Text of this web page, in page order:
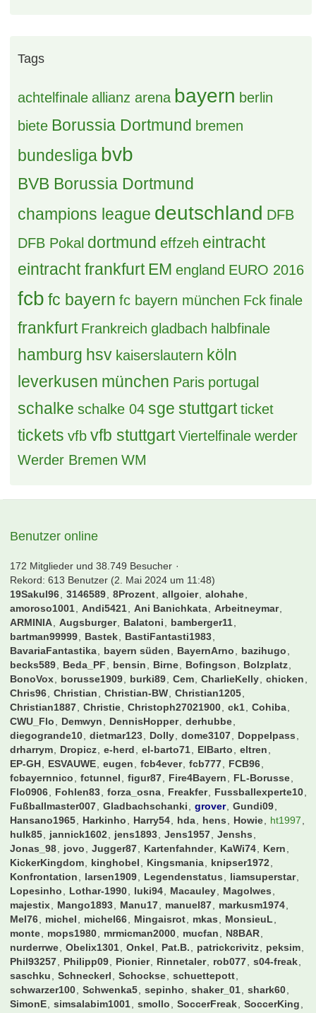
Tags
achtelfinale allianz arena bayern berlin
biete Borussia Dortmund bremen
bundesliga bvb
BVB Borussia Dortmund
champions league deutschland DFB
DFB Pokal dortmund effzeh eintracht
eintracht frankfurt EM england EURO 2016
fcb fc bayern fc bayern münchen Fck finale
frankfurt Frankreich gladbach halbfinale
hamburg hsv kaiserslautern köln
leverkusen münchen Paris portugal
schalke schalke 04 sge stuttgart ticket
tickets vfb vfb stuttgart Viertelfinale werder
Werder Bremen WM
Benutzer online
172 Mitglieder und 38.749 Besucher
Rekord: 613 Benutzer (2. Mai 2024 um 11:48)
19Sakul96
3146589 8Prozent allgoier
alohahe
amoroso1001
Andi5421 Ani Banichkata
Arbeitneymar
ARMINIA
Augsburger Balatoni
bamberger11
bartman99999
Bastek
BastiFantasti1983
BavariaFantastika
bayern süden BayernArno
bazihugo
becks589
Beda_PF bensin Birne Bofingson
Bolzplatz
BonoVox
borusse1909 burki89 Cem CharlieKelly
chicken
Chris96
Christian Christian-BW
Christian1205
Christian1887
Christie Christoph27021900 ck1
Cohiba
CWU_Flo
Demwyn DennisHopper
derhubbe
diegogrande10
dietmar123 Dolly dome3107
Doppelpass
drharrym
Dropicz e-herd el-barto71 ElBarto
eltren
EP-GH
ESVAUWE eugen fcb4ever fcb777
FCB96
fcbayernnico
fctunnel figur87 Fire4Bayern
FL-Borusse
Flo0906
Fohlen83 forza_osna Freakfer
Fussballexperte10
Fußballmaster007
Gladbachschanki grover
Gundi09
Hansano1965
Harkinho Harry54 hda hens Howie
ht1997
hulk85
jannick1602 jens1893 Jens1957
Jenshs
Jonas_98
jovo Jugger87 Kartenfahnder KaWi74
Kern
KickerKingdom
kinghobel Kingsmania
knipser1972
Konfrontation
larsen1909 Legendenstatus
liamsuperstar
Lopesinho
Lothar-1990 luki94 Macauley
Magolwes
majestix
Mango1893 Manu17 manuel87
markusm1974
Mel76
michel michel66 Mingaisrot mkas
MonsieuL
monte
mops1980 mrmicman2000 mucfan
N8BAR
nurderrwe
Obelix1301 Onkel Pat.B. patrickcrivitz
peksim
Phil93257
Philipp09 Pionier Rinnetaler rob077
s04-freak
saschku
Schneckerl Schockse
schuettepott
schwarzer100
Schwenka5 sepinho shaker_01
shark60
SimonE
simsalabim1001 smollo SoccerFreak
SoccerKing